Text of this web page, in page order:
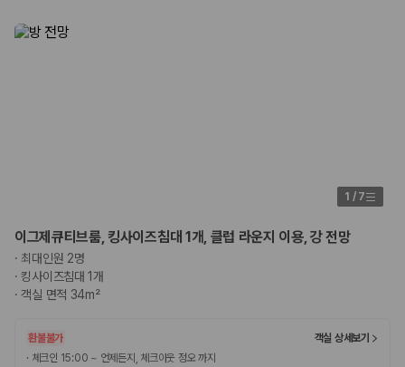
1 / 7
이그제큐티브룸, 킹사이즈침대 1개, 클럽 라운지 이용, 강 전망
· 최대인원 2명
·킹사이즈침대 1개
·객실 면적 34m²
환불불가
객실 상세보기
· 체크인 15:00 ~ 언제든지, 체크아웃 정오 까지